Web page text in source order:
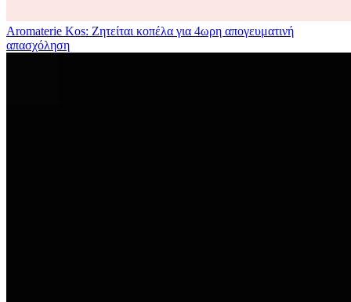
Aromaterie Kos: Ζητείται κοπέλα για 4ωρη απογευματινή
απασχόληση